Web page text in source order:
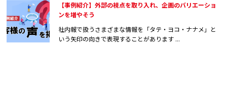
【事例紹介】外部の視点を取り入れ、企画のバリエーショ
ンを増やそう
社内報で扱うさまざまな情報を「タテ・ヨコ・ナナメ」と
いう矢印の向きで表現することがあります ...